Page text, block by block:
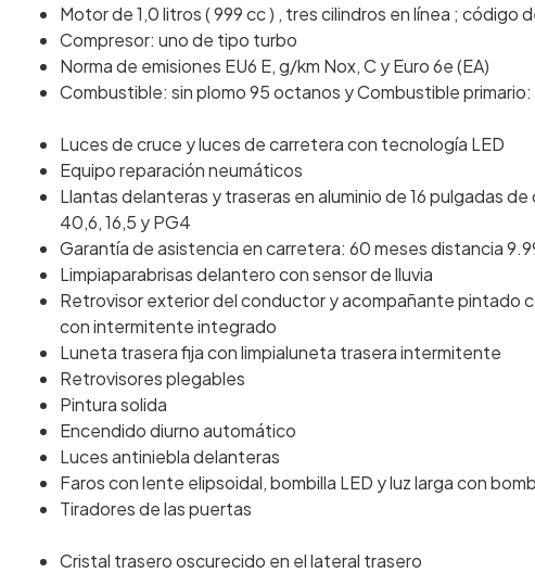
Motor de 1,0 litros ( 999 cc ) , tres cilindros en línea ; código
Compresor: uno de tipo turbo
Norma de emisiones EU6 E, g/km Nox, C y Euro 6e (EA)
Combustible: sin plomo 95 octanos y Combustible primario:
Luces de cruce y luces de carretera con tecnología LED
Equipo reparación neumáticos
Llantas delanteras y traseras en aluminio de 16 pulgadas
40,6, 16,5 y PG4
Garantía de asistencia en carretera: 60 meses distancia
Limpiaparabrisas delantero con sensor de lluvia
Retrovisor exterior del conductor y acompañante pintado
con intermitente integrado
Luneta trasera fija con limpialuneta trasera intermitente
Retrovisores plegables
Pintura solida
Encendido diurno automático
Luces antiniebla delanteras
Faros con lente elipsoidal, bombilla LED y luz larga con
Tiradores de las puertas
Cristal trasero oscurecido en el lateral trasero